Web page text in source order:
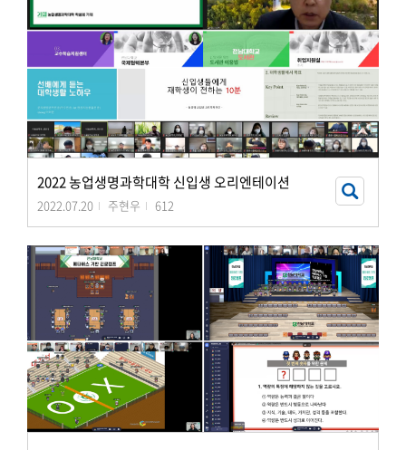
2022 농업생명과학대학 신입생 오리엔테이션
2022.07.20 주현우 612